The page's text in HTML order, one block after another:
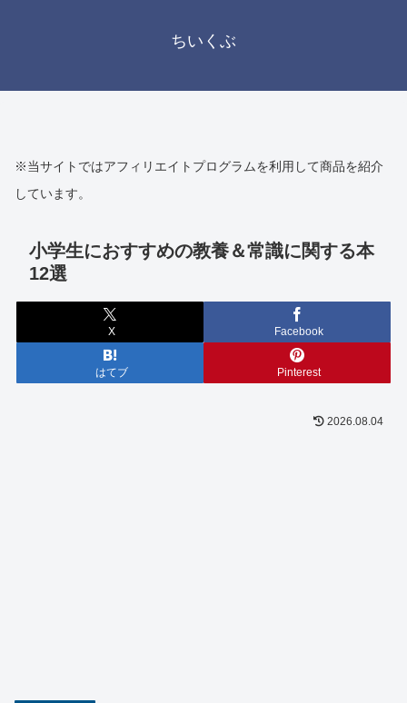
ちいくぶ
※当サイトではアフィリエイトプログラムを利用して商品を紹介
しています。
小学生におすすめの教養＆常識に関する本
12選
X Facebook
はてブ Pinterest
2026.08.04